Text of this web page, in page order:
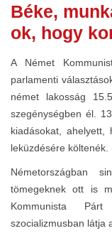
Béke,
ok, hogy
A Német
parlamenti
német lakosság
szegénységben él.
kiadásokat, ahelyett,
leküzdésére költenék.
Németországban
tömegeknek ott is
Kommunista
szocializmusban látja